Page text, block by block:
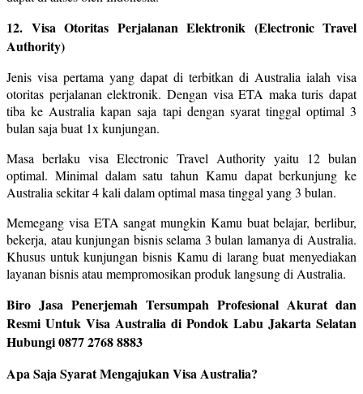
12. Visa Otoritas Perjalanan Elektronik (Electronic Travel
Authority)
Jenis visa pertama yang dapat di terbitkan di Australia ialah visa
otoritas perjalanan elektronik. Dengan visa ETA maka turis dapat
tiba ke Australia kapan saja tapi dengan syarat tinggal optimal 3
bulan saja buat 1x kunjungan.
Masa berlaku visa Electronic Travel Authority yaitu 12 bulan
optimal. Minimal dalam satu tahun Kamu dapat berkunjung ke
Australia sekitar 4 kali dalam optimal masa tinggal yang 3 bulan.
Memegang visa ETA sangat mungkin Kamu buat belajar, berlibur,
bekerja, atau kunjungan bisnis selama 3 bulan lamanya di Australia.
Khusus untuk kunjungan bisnis Kamu di larang buat menyediakan
layanan bisnis atau mempromosikan produk langsung di Australia.
Biro Jasa Penerjemah Tersumpah Profesional Akurat dan
Resmi Untuk Visa Australia di Pondok Labu Jakarta Selatan
Hubungi 0877 2768 8883
Apa Saja Syarat Mengajukan Visa Australia?